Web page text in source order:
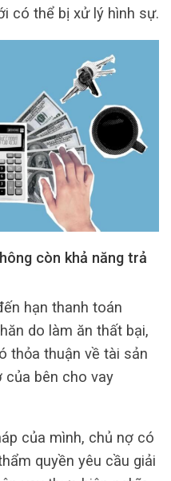
có thể bị xử lý hình sự.
còn khả năng trả
hạn thanh toán
do làm ăn thất bại,
thỏa thuận về tài sản
của bên cho vay
của mình, chủ nợ có
quyền yêu cầu giải